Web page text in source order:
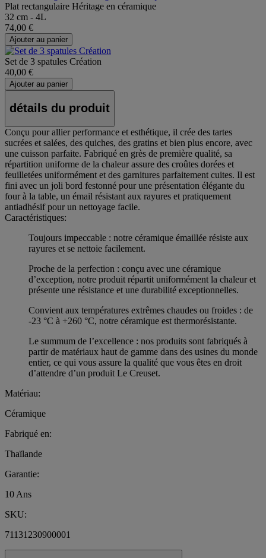
Plat rectangulaire Héritage en céramique
32 cm - 4L
74,00 €
Ajouter au panier
Set de 3 spatules Création
40,00 €
Ajouter au panier
détails du produit
Conçu pour allier performance et esthétique, il crée des tartes
sucrées et salées, des quiches, des gratins et bien plus encore, avec
une cuisson parfaite. Fabriqué en grès de première qualité, sa
répartition uniforme de la chaleur assure des croûtes dorées et
feuilletées uniformément et des garnitures parfaitement cuites. Il est
fini avec un joli bord festonné pour une présentation élégante du
four à la table, un émail résistant aux rayures et pratiquement
antiadhésif pour un nettoyage facile.
Caractéristiques:
Toujours impeccable : notre céramique émaillée résiste aux
rayures et se nettoie facilement.
Proche de la perfection : conçu avec une céramique
d’exception, notre produit répartit uniformément la chaleur et
présente une résistance et une durabilité exceptionnelles.
Convient aux températures extrêmes chaudes ou froides : de
-23 °C à +260 °C, notre céramique est thermorésistante.
Le summum de l’excellence : nos produits sont fabriqués à
partir de matériaux haut de gamme dans des usines du monde
entier, ce qui vous assure la qualité que vous êtes en droit
d’attendre d’un produit Le Creuset.
Matériau:
Céramique
Fabriqué en:
Thaïlande
Garantie:
10 Ans
SKU:
71131230900001